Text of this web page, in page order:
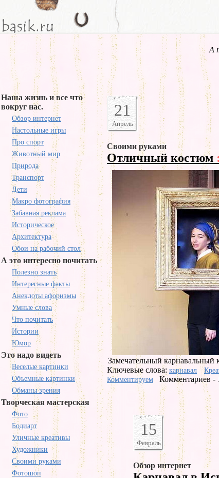
А
Наша жизнь и все что
вокруг нас.
Обзор интернет
Настольные игры
Про спорт
Животный мир
Природа
Транспорт
Дети
Макро фотография
Забавная реклама
Историческое
Архитектура
Обои на рабочий стол
А это интересно почитать
Полезно знать
Интересные факты
Анекдоты афоризмы
Умные слова
Что почитать
Истории
Юмор
Это надо видеть
Веселые картинки
Объемные картинки
Обманы зрения
Творческая мастерская
Фото
Бодиарт
Уличные креативы
Художники
Своими руками
Фотошоп
21
Апрель
Своими руками
Отличный костюм
Замечательный карнавальный
Ключевые слова: карнавал
Комментируем
Комментариев -
15
Февраль
Обзор интернет